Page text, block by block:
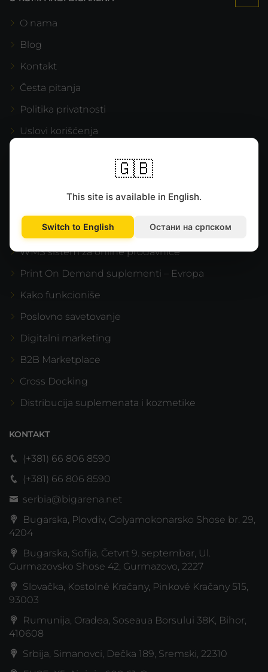
O nama
Blog
Kontakt
Česta pitanja
Politika privatnosti
Uslovi korišćenja
Podešavanja kolačića
Fulfillment
WMS sistem za online prodavnice
Print On Demand suplementi – Evropa
Kako funkcioniše
Poslovno savetovanje
Digitalni marketing
B2B Marketplace
Cross Docking
Distribucija suplemenata i kozmetike
KONTAKT
(+381) 66 806 8590
(+381) 66 806 8590
serbia@bigarena.net
Bugarska, Plovdiv, Golyamokonarsko Shose br. 29,
4204
Bugarska, Sofija, Četvrt 9. septembar, Ul.
Gurmazovsko Shose 42, Gurmazovo, 2227
Slovačka, Kostolné Kračany, Pinkové Kračany 515,
93003
Rumunija, Oradea, Soseaua Borsului 38K, Bihor,
410608
Srbija, Simanovci, Dečka 189, Sremski, 22310
🇬🇧
This site is available in English.
Switch to English Остани на српском